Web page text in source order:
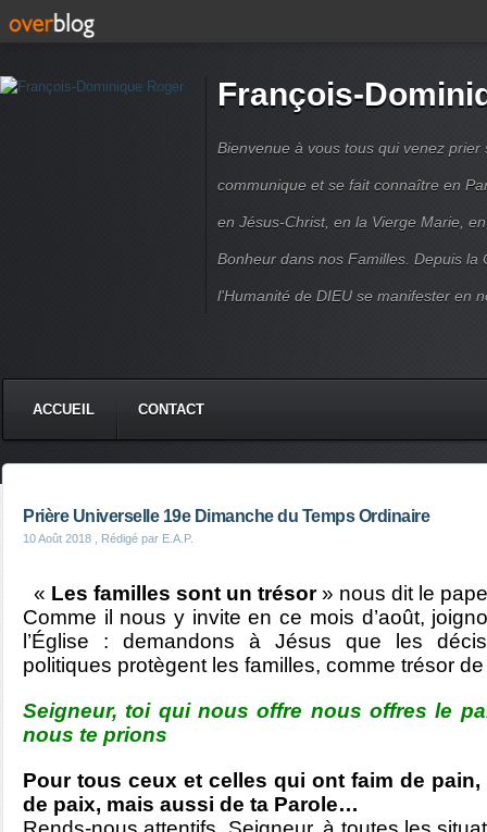
François-
Bienvenue à vous tous qui venez prier
communique et se fait connaître en
en Jésus-Christ, en la Vierge Marie,
Bonheur dans nos Familles. Depuis la
l'Humanité de DIEU se manifester en
ACCUEIL CONTACT
Prière Universelle 19e Dimanche du Temps Ordinaire
10 Août 2018 , Rédigé par E.A.P.
« Les familles sont un trésor» nous dit le
Comme il nous y invite en ce mois d’août,
l’Église : demandons à Jésus que les
politiques protègent les familles, comme trésor de
Seigneur, toi qui nous offre nous offres le
nous te prions
Pour tous ceux et celles qui ont faim de pain,
de paix, mais aussi de ta Parole…